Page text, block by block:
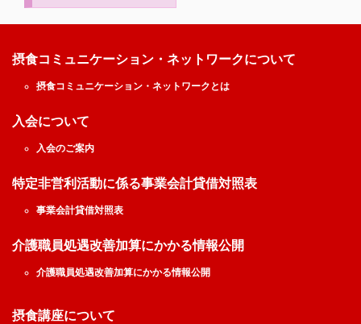
摂食コミュニケーション・ネットワークについて
摂食コミュニケーション・ネットワークとは
入会について
入会のご案内
特定非営利活動に係る事業会計貸借対照表
事業会計貸借対照表
介護職員処遇改善加算にかかる情報公開
介護職員処遇改善加算にかかる情報公開
摂食講座について